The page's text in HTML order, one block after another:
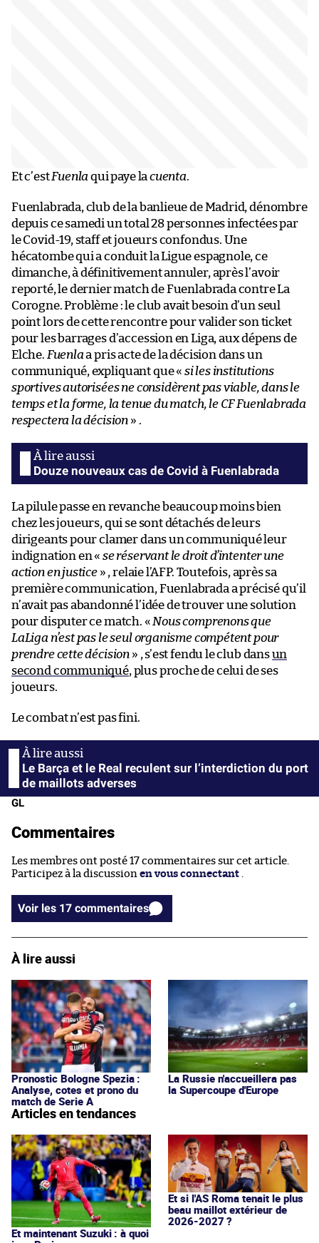
Et c’estFuenla qui paye la cuenta.
Fuenlabrada, club de la banlieue de Madrid, dénombre
depuis ce samedi un total 28 personnes infectées par
le Covid-19, staff et joueurs confondus. Une
hécatombe qui a conduit la Ligue espagnole, ce
dimanche, à définitivement annuler, après l’avoir
reporté, le dernier match de Fuenlabrada contre La
Corogne. Problème : le club avait besoin d’un seul
point lors de cette rencontre pour valider son ticket
pour les barrages d’accession en Liga, aux dépens de
Elche. Fuenlaa pris acte de la décision dans un
communiqué, expliquant que « si les institutions
sportives autorisées ne considèrent pas viable, dans le
temps et la forme, la tenue du match, le CF Fuenlabrada
respectera la décision » .
Douze nouveaux cas de Covid à Fuenlabrada
La pilule passe en revanche beaucoup moins bien
chez les joueurs, qui se sont détachés de leurs
dirigeants pour clamer dans un communiqué leur
indignation en « se réservant le droit d’intenter une
action en justice» , relaie l’AFP. Toutefois, après sa
première communication, Fuenlabrada a précisé qu’il
n’avait pas abandonné l’idée de trouver une solution
pour disputer ce match. « Nous comprenons que
LaLiga n’est pas le seul organisme compétent pour
prendre cette décision » , s’est fendu le club dansun
second communiqué, plus proche de celui de ses
joueurs.
Le combat n’est pas fini.
Le Barça et le Real reculent sur l’interdiction du port
de maillots adverses
GL
Commentaires
Les membres ont posté 17 commentaires sur cet article.
Participez à la discussion en vous connectant
Voir les 17 commentaires
À lire aussi
Pronostic Bologne Spezia :
Analyse, cotes et prono du
match de Serie A
La Russie n'accueillera pas
la Supercoupe d'Europe
Articles en tendances
Et maintenant Suzuki : à quoi
Et si l'AS Roma tenait le plus
beau maillot extérieur de
2026-2027 ?